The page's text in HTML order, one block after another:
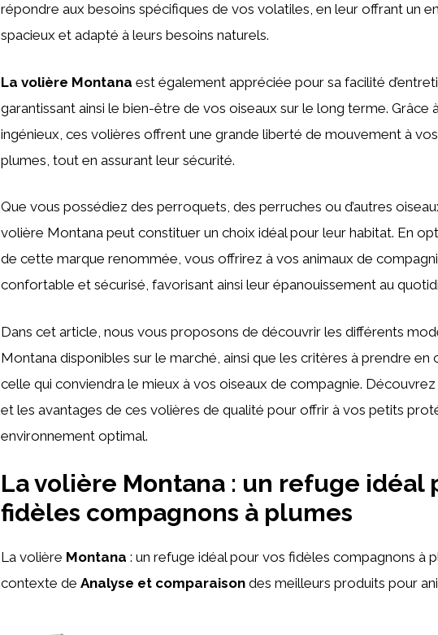
répondre aux besoins spécifiques de vos volatiles, en leur offrant un
spacieux et adapté à leurs besoins naturels.
La volière Montana est également appréciée pour sa facilité
garantissant ainsi le bien-être de vos oiseaux sur le long terme. Grâce
ingénieux, ces volières offrent une grande liberté de mouvement à
plumes, tout en assurant leur sécurité.
Que vous possédiez des perroquets, des perruches ou d’autres
volière Montana peut constituer un choix idéal pour leur habitat. En
de cette marque renommée, vous offrirez à vos animaux de
confortable et sécurisé, favorisant ainsi leur épanouissement au
Dans cet article, nous vous proposons de découvrir les différents
Montana disponibles sur le marché, ainsi que les critères à prendre
celle qui conviendra le mieux à vos oiseaux de compagnie.
et les avantages de ces volières de qualité pour offrir à vos petits
environnement optimal.
La volière Montana : un refuge idéal
fidèles compagnons à plumes
La volière Montana : un refuge idéal pour vos fidèles compagnons à
contexte de Analyse et comparaison des meilleurs produits pour